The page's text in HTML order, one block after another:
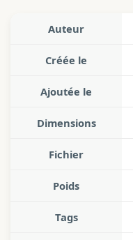
Auteur
Créée le
Ajoutée le
Dimensions
Fichier
Poids
Tags